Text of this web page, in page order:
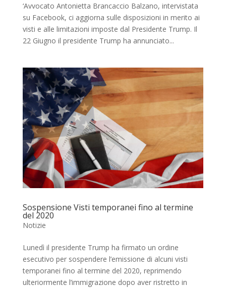
‘Avvocato Antonietta Brancaccio Balzano, intervistata
su Facebook, ci aggiorna sulle disposizioni in merito ai
visti e alle limitazioni imposte dal Presidente Trump. Il
22 Giugno il presidente Trump ha annunciato...
Sospensione Visti temporanei fino al termine
del 2020
Notizie
Lunedì il presidente Trump ha firmato un ordine
esecutivo per sospendere l’emissione di alcuni visti
temporanei fino al termine del 2020, reprimendo
ulteriormente l’immigrazione dopo aver ristretto in